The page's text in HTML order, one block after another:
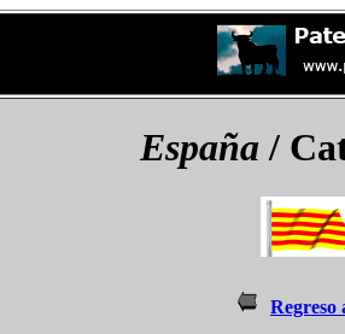
España/
Regreso